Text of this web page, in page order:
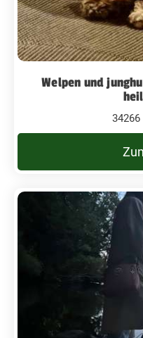
Welpen und